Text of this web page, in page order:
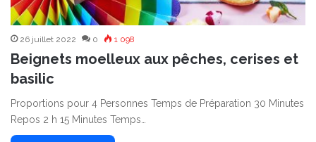
26 juillet 2022 0 1 098
Beignets moelleux aux pêches, cerises et
basilic
Proportions pour 4 Personnes Temps de Préparation 30 Minutes
Repos 2 h 15 Minutes Temps…